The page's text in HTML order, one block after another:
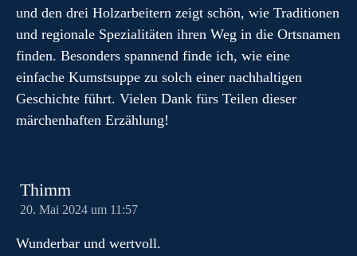
und den drei Holzarbeitern zeigt schön, wie Traditionen
und regionale Spezialitäten ihren Weg in die Ortsnamen
finden. Besonders spannend finde ich, wie eine
einfache Kumstsuppe zu solch einer nachhaltigen
Geschichte führt. Vielen Dank fürs Teilen dieser
märchenhaften Erzählung!
Thimm
20. Mai 2024 um 11:57
Wunderbar und wertvoll.